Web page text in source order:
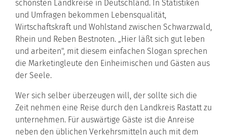
schönsten Landkreise in Deutschland. In Statistiken
und Umfragen bekommen Lebensqualität,
Wirtschaftskraft und Wohlstand zwischen Schwarzwald,
Rhein und Reben Bestnoten. „Hier läßt sich gut leben
und arbeiten", mit diesem einfachen Slogan sprechen
die Marketingleute den Einheimischen und Gästen aus
der Seele.
Wer sich selber überzeugen will, der sollte sich die
Zeit nehmen eine Reise durch den Landkreis Rastatt zu
unternehmen. Für auswärtige Gäste ist die Anreise
neben den üblichen Verkehrsmitteln auch mit dem